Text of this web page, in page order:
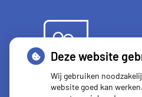
Herhaal
recepten
Deze website
Wij gebruiken
website goed kan